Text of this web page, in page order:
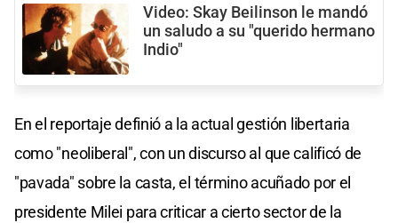
Video: Skay Beilinson le mandó
un saludo a su "querido hermano
Indio"
En el reportaje definió a la actual gestión libertaria
como "neoliberal", con un discurso al que calificó de
"pavada" sobre la casta, el término acuñado por el
presidente Milei para criticar a cierto sector de la